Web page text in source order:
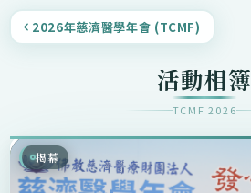
2026年慈濟醫學年會 (TCMF)
活動相簿
TCMF 2026
揭幕